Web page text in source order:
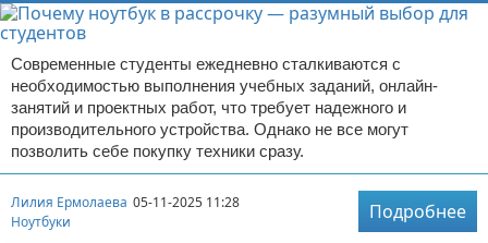
Современные студенты ежедневно сталкиваются с
необходимостью выполнения учебных заданий, онлайн-
занятий и проектных работ, что требует надежного и
производительного устройства. Однако не все могут
позволить себе покупку техники сразу.
Лилия Ермолаева 05-11-2025 11:28
Ноутбуки
Подробнее